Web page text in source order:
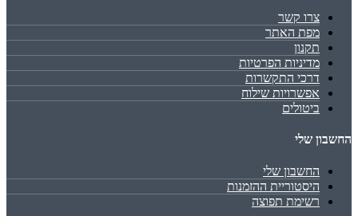
צרו קשר
מפת האתר
תקנון
מדיניות הפרטיות
דרכי התקשרות
אפשרויות שילוח
ביטולים
החשבון שלי
החשבון שלי
היסטוריית ההזמנות
רשימת תפוצה